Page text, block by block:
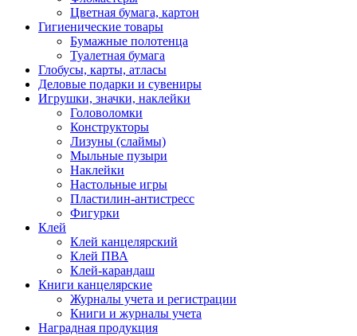
Цветная бумага, картон
Гигиенические товары
Бумажные полотенца
Туалетная бумага
Глобусы, карты, атласы
Деловые подарки и сувениры
Игрушки, значки, наклейки
Головоломки
Конструкторы
Лизуны (слаймы)
Мыльные пузыри
Наклейки
Настольные игры
Пластилин-антистресс
Фигурки
Клей
Клей канцелярский
Клей ПВА
Клей-карандаш
Книги канцелярские
Журналы учета и регистрации
Книги и журналы учета
Наградная продукция